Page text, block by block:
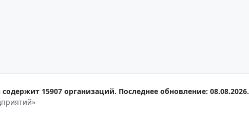
15907 организаций. Последнее обновление: 08.08.2026.